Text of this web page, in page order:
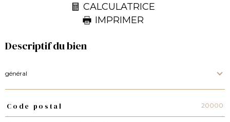
CALCULATRICE
IMPRIMER
Descriptif du bien
général
TRAD_PAMPERO_Caracteristique
Code postal 20000